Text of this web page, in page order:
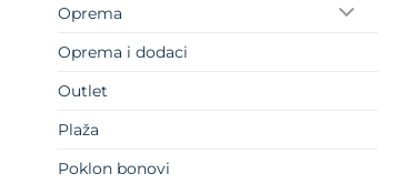
Oprema
Oprema i dodaci
Outlet
Plaža
Poklon bonovi